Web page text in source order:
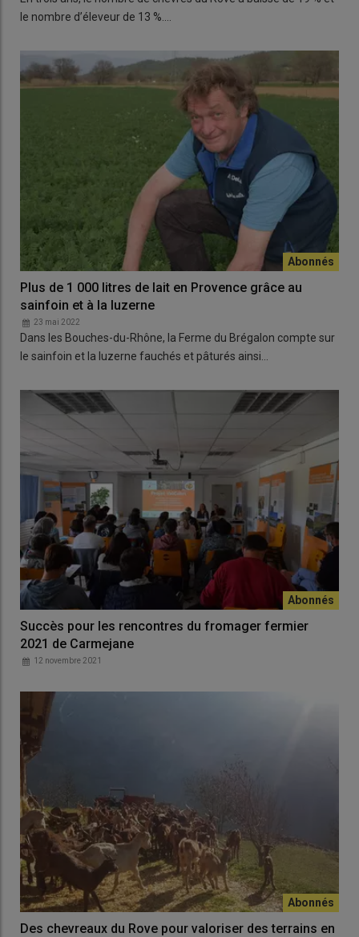
le nombre d’éleveur de 13 %.…
Plus de 1 000 litres de lait en Provence grâce au
sainfoin et à la luzerne
23 mai 2022
Dans les Bouches-du-Rhône, la Ferme du Brégalon compte sur
le sainfoin et la luzerne fauchés et pâturés ainsi…
Succès pour les rencontres du fromager fermier
2021 de Carmejane
12 novembre 2021
Des chevreaux du Rove pour valoriser des terrains en